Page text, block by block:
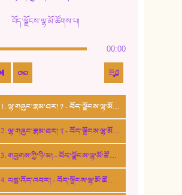
15. ཤམ་པ་ལ་ཡི་སྲས་མོ།
16. ལྷ་བུ་དར་བུ།
17. ང་བོད་པ་ཡིན། - ཕུར་བུ་རྣམ་རྒྱལ།
18. ང་ལ་བྱམས་པའི་ཨ་མ།
19. ཆ་རྐྱེན་མེད་པའི་སེམས།
20. བསྟན་རྒྱས་གླིང་།
བོད་ལྗོངས་ལྷ་མོ་ཚོགས་པ།
00:00
1. ལྷ་གཞུང་རྣམ་ཐར། ༡ - བོད་ལྗོངས་ལྷ་མོ་ཚོགས་པ།
2. ལྷ་གཞུང་རྣམ་ཐར། ༢ - བོད་ལྗོངས་ལྷ་མོ་ཚོགས་པ།
3. གཟུགས་ཀྱི་ཉི་མ། - བོད་ལྗོངས་ལྷ་མོ་ཚོགས་པ།
4. པདྨ་འོད་འབར། - བོད་ལྗོངས་ལྷ་མོ་ཚོགས་པ།